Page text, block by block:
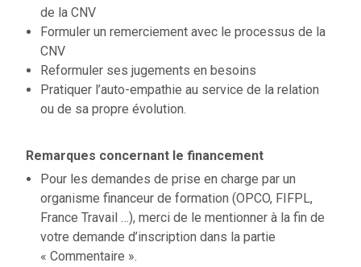
de la CNV
Formuler un remerciement avec le processus de la
CNV
Reformuler ses jugements en besoins
Pratiquer l’auto-empathie au service de la relation
ou de sa propre évolution.
Remarques concernant le financement
Pour les demandes de prise en charge par un
organisme financeur de formation (OPCO, FIFPL,
France Travail …), merci de le mentionner à la fin de
votre demande d’inscription dans la partie
« Commentaire ».